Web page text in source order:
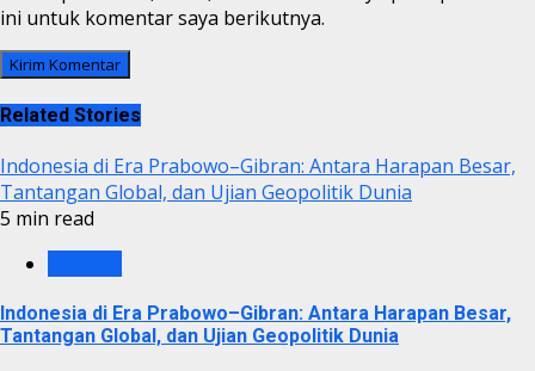
ini untuk komentar saya berikutnya.
Related Stories
Indonesia di Era Prabowo–Gibran: Antara Harapan Besar,
Tantangan Global, dan Ujian Geopolitik Dunia
5 min read
Indonesia di Era Prabowo–Gibran: Antara Harapan Besar,
Tantangan Global, dan Ujian Geopolitik Dunia